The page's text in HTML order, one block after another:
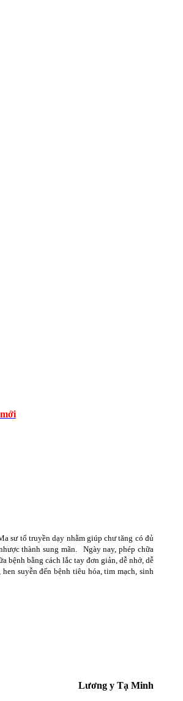
sư tổ truyền dạy nhằm giúp chư tăng có đủ
thành sung mãn.
Ngày nay, phép chữa
bệnh bằng cách lắc tay đơn giản, dễ nhớ, dễ
suyễn đến bệnh tiêu hóa, tim mạch, sinh
Lương y Tạ Minh